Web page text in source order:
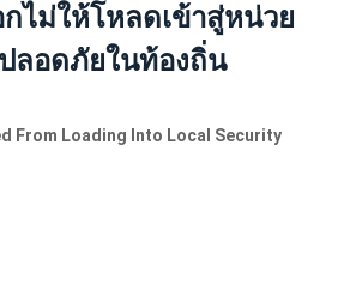
ไม่ให้โหลดเข้าสู่หน่วย
ลอดภัยในท้องถิ่น
From Loading Into Local Security